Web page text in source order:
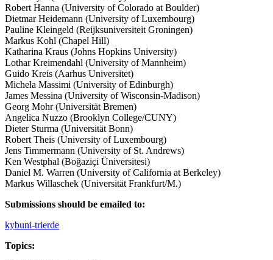
Robert Hanna (University of Colorado at Boulder)
Dietmar Heidemann (University of Luxembourg)
Pauline Kleingeld (Reijksuniversiteit Groningen)
Markus Kohl (Chapel Hill)
Katharina Kraus (Johns Hopkins University)
Lothar Kreimendahl (University of Mannheim)
Guido Kreis (Aarhus Universitet)
Michela Massimi (University of Edinburgh)
James Messina (University of Wisconsin-Madison)
Georg Mohr (Universität Bremen)
Angelica Nuzzo (Brooklyn College/CUNY)
Dieter Sturma (Universität Bonn)
Robert Theis (University of Luxembourg)
Jens Timmermann (University of St. Andrews)
Ken Westphal (Boğaziçi Üniversitesi)
Daniel M. Warren (University of California at Berkeley)
Markus Willaschek (Universität Frankfurt/M.)
Submissions should be emailed to:
kybuni-trierde
Topics: